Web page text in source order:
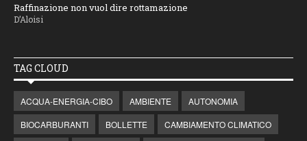
Raffinazione non vuol dire rottamazione
D’Aloisi
TAG CLOUD
ACQUA-ENERGIA-CIBO AMBIENTE
AUTONOMIA
BIOCARBURANTI
BOLLETTE
CAMBIAMENTO CLIMATICO